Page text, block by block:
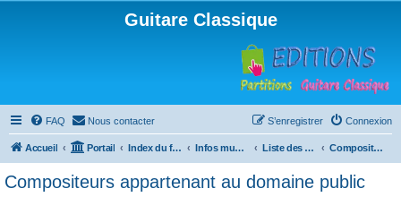
Guitare Classique
FAQ Nous contacter Connexion
S’enregistrer
Accueil Portail Index du forum Infos musicales Liste des compositeurs de musique pour guitare Compositeurs appartenant au domaine public
Compositeurs appartenant au domaine public